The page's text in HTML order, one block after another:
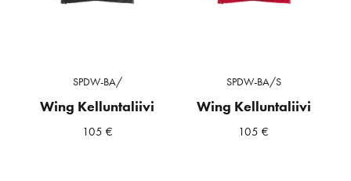
SPDW-BA/
Wing Kelluntaliivi
105 €
SPDW-BA/S
Wing Kelluntaliivi
105€